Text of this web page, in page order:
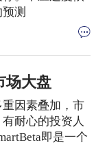
测
场大盘
因素叠加，市
耐心的投资人
即是一个